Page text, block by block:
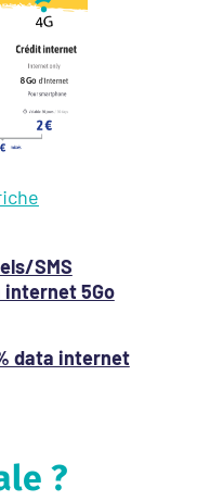
SMS
5Go
data internet
?